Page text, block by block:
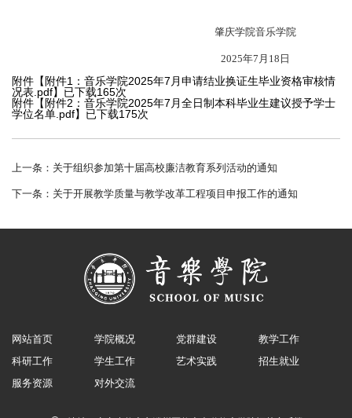
肇庆学院音乐学院
2025年7月18日
附件【 附件1：音乐学院2025年7月申请结业换证生毕业资格审核情
况表.pdf】已下载165次
附件【 附件2：音乐学院2025年7月全日制本科毕业生建议授予学士
学位名单.pdf】已下载175次
上一条： 关于组织参加第十届高校廉洁教育系列活动的通知
下一条： 关于开展教学质量与教学改革工程项目申报工作的通知
网站首页 学院概况 党群建设
教学工作
科研工作
学生工作 艺术实践
招生就业
服务资源
对外交流